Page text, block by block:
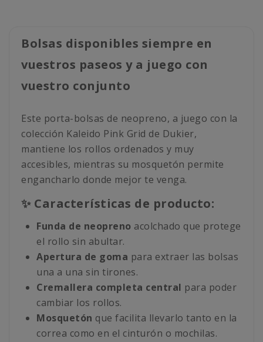
Bolsas disponibles siempre en
vuestros paseos y a juego con
vuestro conjunto
Este porta-bolsas de neopreno, a juego con la
colección Kaleido Pink Grid de Dukier,
mantiene los rollos ordenados y muy
accesibles, mientras su mosquetón permite
engancharlo donde mejor te venga.
✨ Características de producto:
Funda de neopreno acolchado que protege
el rollo sin abultar.
Apertura de goma para extraer las bolsas
una a una sin tirones.
Cremallera completa central para poder
cambiar los rollos.
Mosquetón que facilita llevarlo tanto en la
correa como en el cinturón o mochilas.